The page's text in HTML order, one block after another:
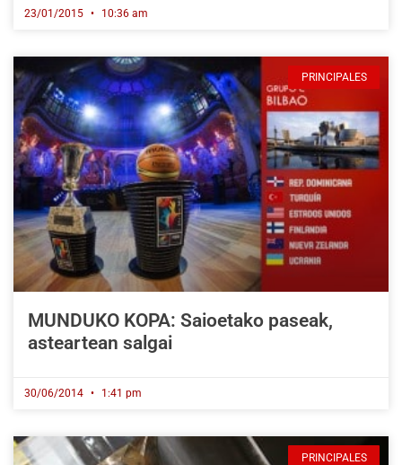
23/01/2015 10:36 am
PRINCIPALES
MUNDUKO KOPA: Saioetako paseak,
asteartean salgai
30/06/2014 1:41 pm
PRINCIPALES